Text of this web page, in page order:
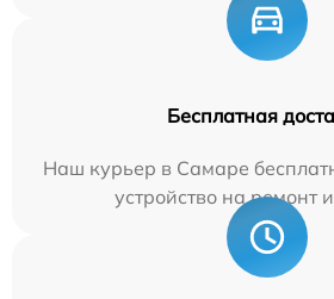
Бесплатная
Наш курьер в Самаре
устройство на ремонт